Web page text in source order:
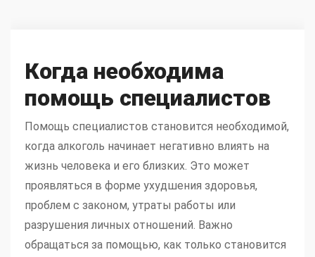
Когда необходима
помощь специалистов
Помощь специалистов становится необходимой,
когда алкоголь начинает негативно влиять на
жизнь человека и его близких. Это может
проявляться в форме ухудшения здоровья,
проблем с законом, утраты работы или
разрушения личных отношений. Важно
обращаться за помощью, как только становится